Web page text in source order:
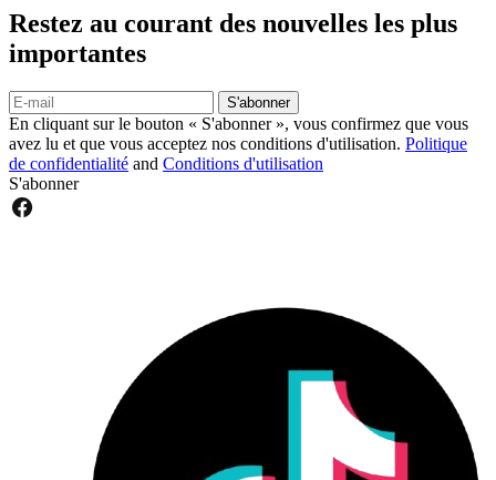
Restez au courant des nouvelles les plus
importantes
S'abonner
En cliquant sur le bouton « S'abonner », vous confirmez que vous
avez lu et que vous acceptez nos conditions d'utilisation. Politique
de confidentialité and Conditions d'utilisation
S'abonner